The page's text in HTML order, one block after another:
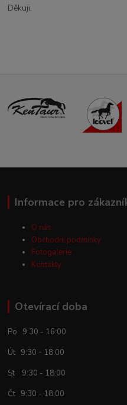
Děkuji.
Informace pro
O nás
Obchodní podmínky
Fotogalerie
Kontakty
Otevírací doba
Po 9:30 - 16:00
Út 9:30 - 18:00
St 9:30 - 18:00
Čt 9:30 - 18:00